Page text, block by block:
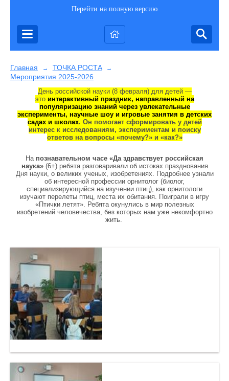
Перейти на полную версию
Главная → ТОЧКА РОСТА →
Мероприятия 2025-2026
День российской науки (8 февраля) для детей —
это интерактивный праздник, направленный на
популяризацию знаний через увлекательные
эксперименты, научные шоу и игровые занятия в детских
садах и школах. Он помогает сформировать у детей
интерес к исследованиям, экспериментам и поиску
ответов на вопросы «почему?» и «как?»
На познавательном часе «Да здравствует российская
наука»(6+) ребята разговаривали об истоках празднования
Дня науки, о великих ученых, изобретениях. Подробнее узнали
об интересной профессии орнитолог (биолог,
специализирующийся на изучении птиц), как орнитологи
изучают перелеты птиц, места их обитания. Поиграли в игру
«Птички летят». Ребята окунулись в мир полезных
изобретений человечества, без которых нам уже некомфортно
жить.